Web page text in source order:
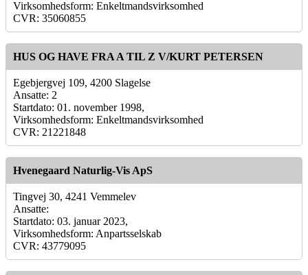
Virksomhedsform: Enkeltmandsvirksomhed
CVR: 35060855
HUS OG HAVE FRA A TIL Z V/KURT PETERSEN
Egebjergvej 109, 4200 Slagelse
Ansatte: 2
Startdato: 01. november 1998,
Virksomhedsform: Enkeltmandsvirksomhed
CVR: 21221848
Hvenegaard Naturlig-Vis ApS
Tingvej 30, 4241 Vemmelev
Ansatte:
Startdato: 03. januar 2023,
Virksomhedsform: Anpartsselskab
CVR: 43779095